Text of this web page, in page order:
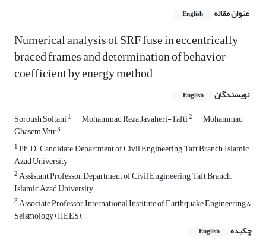
عنوان مقاله English
Numerical analysis of SRF fuse in eccentrically
braced frames and determination of behavior
coefficient by energy method
نویسندگان English
Soroush Soltani1 Mohammad Reza Javaheri-Tafti2 Mohammad
Ghasem Vetr3
1Ph.D. Candidate, Department of Civil Engineering, Taft Branch, Islamic
Azad University
2Assistant Professor, Department of Civil Engineering, Taft Branch,
Islamic Azad University
3Associate Professor, International Institute of Earthquake Engineering &
Seismology (IIEES),
چکیده
English